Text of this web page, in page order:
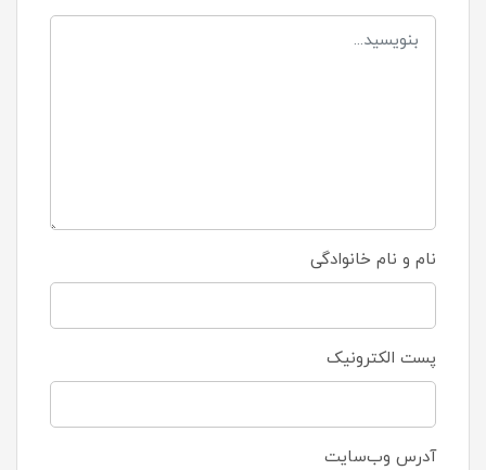
نام و نام خانوادگی
پست الکترونیک
آدرس وب‌سایت